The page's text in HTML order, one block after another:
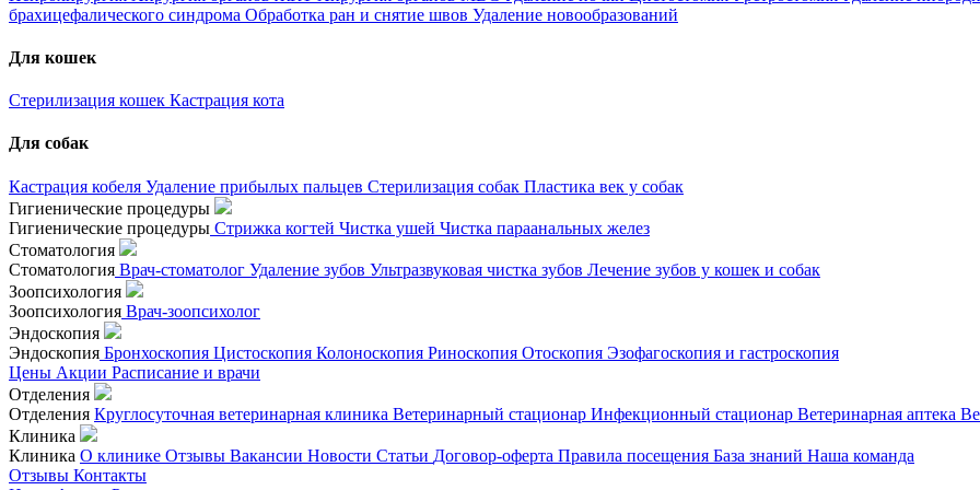
брахицефалического синдрома Обработка ран и снятие швов Удаление новообразований
Для кошек
Стерилизация кошек Кастрация кота
Для собак
Кастрация кобеля Удаление прибылых пальцев Стерилизация собак Пластика век у собак
Гигиенические процедуры
Гигиенические процедуры Стрижка когтей Чистка ушей Чистка параанальных желез
Стоматология
Стоматология Врач-стоматолог Удаление зубов Ультразвуковая чистка зубов Лечение зубов у кошек и собак
Зоопсихология
Зоопсихология Врач-зоопсихолог
Эндоскопия
Эндоскопия Бронхоскопия Цистоскопия Колоноскопия Риноскопия Отоскопия Эзофагоскопия и гастроскопия
Цены Акции Расписание и врачи
Отделения
Отделения Круглосуточная ветеринарная клиника Ветеринарный стационар Инфекционный стационар Ветеринарная аптека
Клиника
Клиника О клинике Отзывы Вакансии Новости Статьи Договор-оферта Правила посещения База знаний Наша команда
Отзывы Контакты